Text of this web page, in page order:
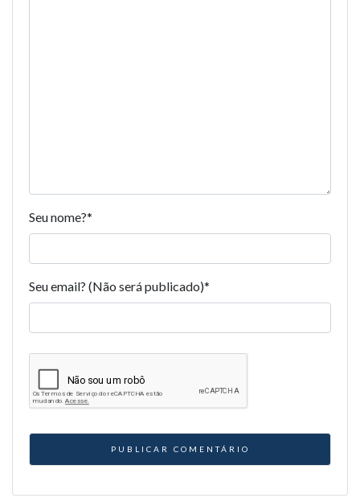
Seu nome?*
Seu email? (Não será publicado)*